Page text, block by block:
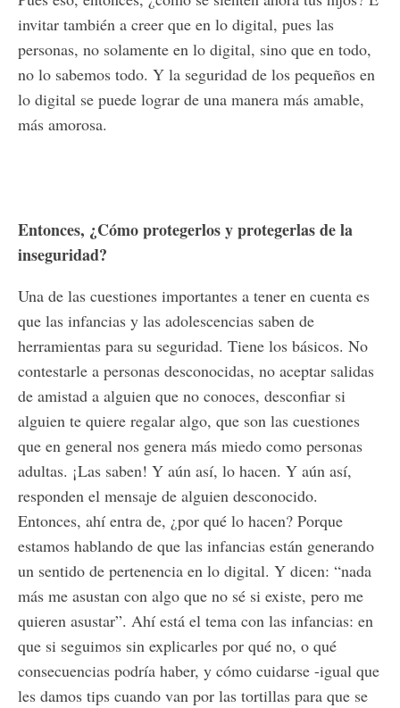
invitar también a creer que en lo digital, pues las
personas, no solamente en lo digital, sino que en todo,
no lo sabemos todo. Y la seguridad de los pequeños en
lo digital se puede lograr de una manera más amable,
más amorosa.
Entonces, ¿Cómo protegerlos y protegerlas de la
inseguridad?
Una de las cuestiones importantes a tener en cuenta es
que las infancias y las adolescencias saben de
herramientas para su seguridad. Tiene los básicos. No
contestarle a personas desconocidas, no aceptar salidas
de amistad a alguien que no conoces, desconfiar si
alguien te quiere regalar algo, que son las cuestiones
que en general nos genera más miedo como personas
adultas. ¡Las saben! Y aún así, lo hacen. Y aún así,
responden el mensaje de alguien desconocido.
Entonces, ahí entra de, ¿por qué lo hacen? Porque
estamos hablando de que las infancias están generando
un sentido de pertenencia en lo digital. Y dicen: “nada
más me asustan con algo que no sé si existe, pero me
quieren asustar”. Ahí está el tema con las infancias: en
que si seguimos sin explicarles por qué no, o qué
consecuencias podría haber, y cómo cuidarse -igual que
les damos tips cuando van por las tortillas para que se